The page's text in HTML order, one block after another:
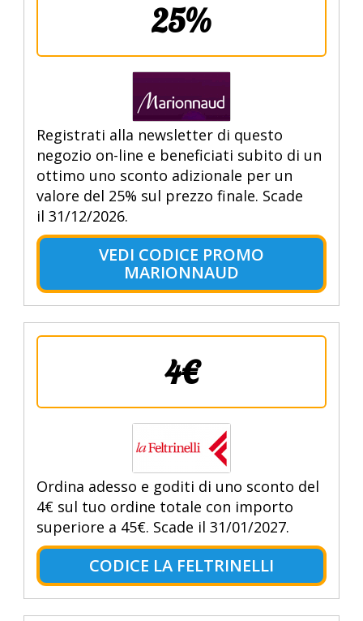
25%
Registrati alla newsletter di questo
negozio on-line e beneficiati subito di un
ottimo uno sconto adizionale per un
valore del 25% sul prezzo finale. Scade
il 31/12/2026.
VEDI CODICE PROMO
MARIONNAUD
4€
Ordina adesso e goditi di uno sconto del
4€ sul tuo ordine totale con importo
superiore a 45€. Scade il 31/01/2027.
CODICE LA FELTRINELLI